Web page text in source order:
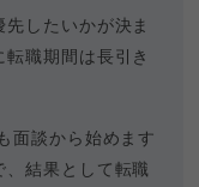
したいかが決ま
職期間は長引き
面談から始めます
結果として転職